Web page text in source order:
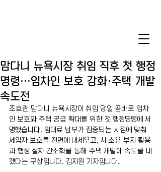
맘다니 뉴욕시장 취임 직후 첫 행정
명령…임차인 보호 강화·주택 개발
속도전
조흐란 맘다니 뉴욕시장이 취임 당일 곧바로 임차
인 보호와 주택 공급 확대를 위한 첫 행정명령에 서
명했습니다. 임대료 납부가 집중되는 시점에 맞춰
세입자 보호를 전면에 내세우고, 시 소유 부지 활용
과 행정 절차 간소화를 통해 주택 개발에 속도를 내
겠다는 구상입니다. 김지원 기자입니다.